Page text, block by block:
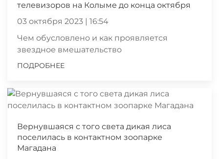
телевизоров на Колыме до конца октября
03 октября 2023 | 16:54
Чем обусловлено и как проявляется
звездное вмешательство
ПОДРОБНЕЕ
Вернувшаяся с того света дикая лиса
поселилась в контактном зоопарке
Магадана